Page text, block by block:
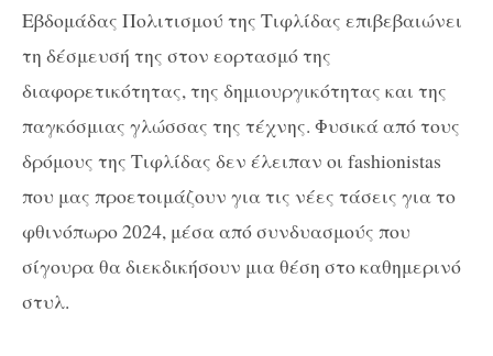
Εβδομάδας Πολιτισμού της Τιφλίδας επιβεβαιώνει
τη δέσμευσή της στον εορτασμό της
διαφορετικότητας, της δημιουργικότητας και της
παγκόσμιας γλώσσας της τέχνης. Φυσικά από τους
δρόμους της Τιφλίδας δεν έλειπαν οι fashionistas
που μας προετοιμάζουν για τις νέες τάσεις για το
φθινόπωρο 2024, μέσα από συνδυασμούς που
σίγουρα θα διεκδικήσουν μια θέση στο καθημερινό
στυλ.